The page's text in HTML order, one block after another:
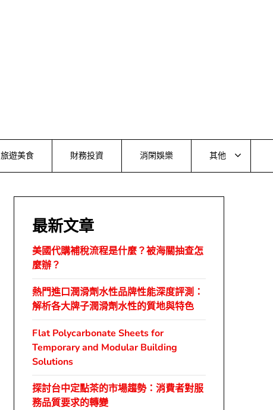
旅遊美食 財務投資 消閑娛樂 其他
最新文章
美國代購補稅流程是什麼？被海關抽查怎
麼辦？
熱門進口潤滑劑水性品牌性能深度評測：
解析各大牌子潤滑劑水性的質地與特色
Flat Polycarbonate Sheets for
Temporary and Modular Building
Solutions
探討台中定點茶的市場趨勢：消費者對服
務品質要求的轉變